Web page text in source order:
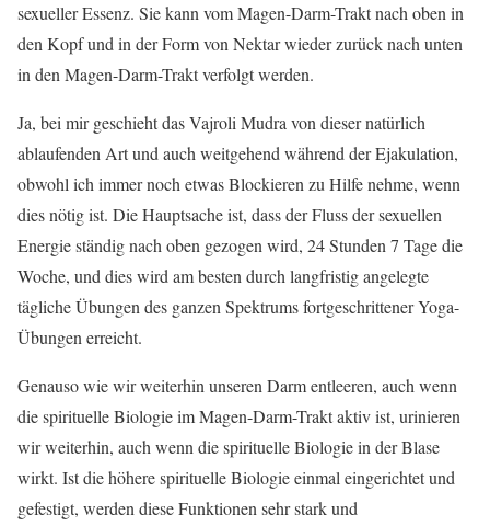
sexueller Essenz. Sie kann vom Magen-Darm-Trakt nach oben in
den Kopf und in der Form von Nektar wieder zurück nach unten
in den Magen-Darm-Trakt verfolgt werden.
Ja, bei mir geschieht das Vajroli Mudra von dieser natürlich
ablaufenden Art und auch weitgehend während der Ejakulation,
obwohl ich immer noch etwas Blockieren zu Hilfe nehme, wenn
dies nötig ist. Die Hauptsache ist, dass der Fluss der sexuellen
Energie ständig nach oben gezogen wird, 24 Stunden 7 Tage die
Woche, und dies wird am besten durch langfristig angelegte
tägliche Übungen des ganzen Spektrums fortgeschrittener Yoga-
Übungen erreicht.
Genauso wie wir weiterhin unseren Darm entleeren, auch wenn
die spirituelle Biologie im Magen-Darm-Trakt aktiv ist, urinieren
wir weiterhin, auch wenn die spirituelle Biologie in der Blase
wirkt. Ist die höhere spirituelle Biologie einmal eingerichtet und
gefestigt, werden diese Funktionen sehr stark und